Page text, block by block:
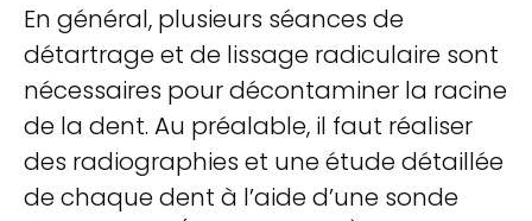
En général, plusieurs séances de
détartrage et de lissage radiculaire sont
nécessaires pour décontaminer la racine
de la dent. Au préalable, il faut réaliser
des radiographies et une étude détaillée
de chaque dent à l’aide d’une sonde